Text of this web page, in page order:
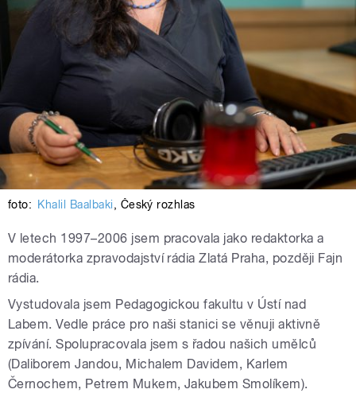
foto: Khalil Baalbaki, Český rozhlas
V letech 1997–2006 jsem pracovala jako redaktorka a
moderátorka zpravodajství rádia Zlatá Praha, později Fajn
rádia.
Vystudovala jsem Pedagogickou fakultu v Ústí nad
Labem. Vedle práce pro naši stanici se věnuji aktivně
zpívání. Spolupracovala jsem s řadou našich umělců
(Daliborem Jandou, Michalem Davidem, Karlem
Černochem, Petrem Mukem, Jakubem Smolíkem).